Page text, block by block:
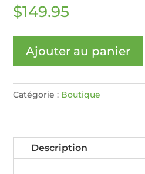
$149.95
Ajouter au panier
Catégorie : Boutique
Description